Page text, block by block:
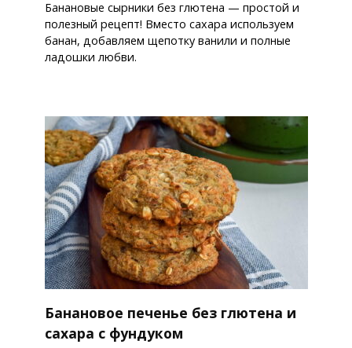
Банановые сырники без глютена — простой и
полезный рецепт! Вместо сахара используем
банан, добавляем щепотку ванили и полные
ладошки любви.
Банановое печенье без глютена и
сахара с фундуком